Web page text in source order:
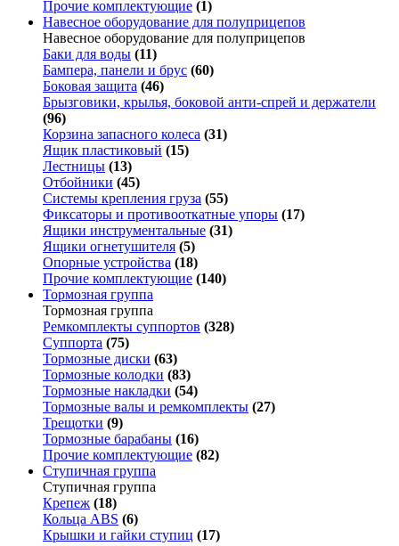
Прочие комплектующие (1)
Навесное оборудование для полуприцепов
Навесное оборудование для полуприцепов
Баки для воды (11)
Бампера, панели и брус (60)
Боковая защита (46)
Брызговики, крылья, боковой анти-спрей и держатели
(96)
Корзина запасного колеса (31)
Ящик пластиковый (15)
Лестницы (13)
Отбойники (45)
Системы крепления груза (55)
Фиксаторы и противооткатные упоры (17)
Ящики инструментальные (31)
Ящики огнетушителя (5)
Опорные устройства (18)
Прочие комплектующие (140)
Тормозная группа
Тормозная группа
Ремкомплекты суппортов (328)
Суппорта (75)
Тормозные диски (63)
Тормозные колодки (83)
Тормозные накладки (54)
Тормозные валы и ремкомплекты (27)
Трещотки (9)
Тормозные барабаны (16)
Прочие комплектующие (82)
Ступичная группа
Ступичная группа
Крепеж (18)
Кольца ABS (6)
Крышки и гайки ступиц (17)